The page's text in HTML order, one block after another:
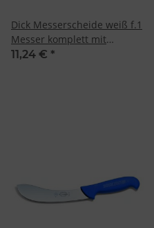
Dick Messerscheide weiß f.1
Messer komplett mit
Halteriemchen
11,24 € *